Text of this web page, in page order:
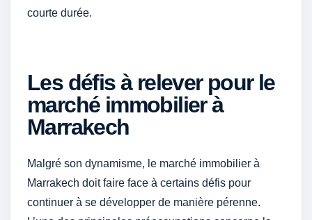
courte durée.
Les défis à relever pour le
marché immobilier à
Marrakech
Malgré son dynamisme, le marché immobilier à
Marrakech doit faire face à certains défis pour
continuer à se développer de manière pérenne.